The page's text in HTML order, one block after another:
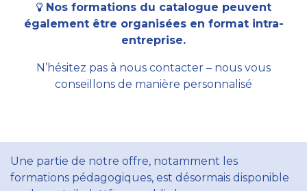
Nos formations du catalogue peuvent
également être organisées en format intra-
entreprise.
N’hésitez pas à nous contacter – nous vous
conseillons de manière personnalisé
Une partie de notre offre, notamment les
formations pédagogiques, est désormais disponible